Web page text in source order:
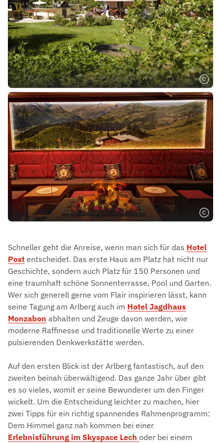
Schneller geht die Anreise, wenn man sich für das Hotel
Post entscheidet. Das erste Haus am Platz hat nicht nur
Geschichte, sondern auch Platz für 150 Personen und
eine traumhaft schöne Sonnenterrasse, Pool und Garten.
Wer sich generell gerne vom Flair inspirieren lässt, kann
seine Tagung am Arlberg auch im Hotel Jagdhaus
Monzabon abhalten und Zeuge davon werden, wie
moderne Raffinesse und traditionelle Werte zu einer
pulsierenden Denkwerkstätte werden.
Auf den ersten Blick ist der Arlberg fantastisch, auf den
zweiten beinah überwältigend. Das ganze Jahr über gibt
es so vieles, womit er seine Bewunderer um den Finger
wickelt. Um die Entscheidung leichter zu machen, hier
zwei Tipps für ein richtig spannendes Rahmenprogramm:
Dem Himmel ganz nah kommen bei einer
Erlebnisführung im Skyspace Lech oder bei einem